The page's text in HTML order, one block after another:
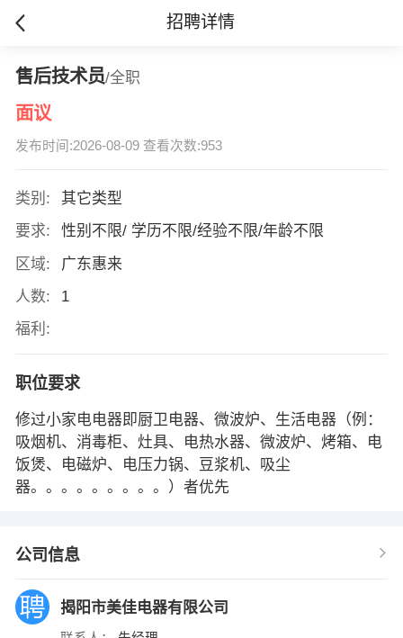
招聘详情
售后技术员/全职
面议
发布时间:2026-08-09 查看次数:953
类别:
其它类型
要求:
性别不限/ 学历不限/经验不限/年龄不限
区域:
广东惠来
人数:
1
福利:
职位要求
修过小家电电器即厨卫电器、微波炉、生活电器（例：
吸烟机、消毒柜、灶具、电热水器、微波炉、烤箱、电
饭煲、电磁炉、电压力锅、豆浆机、吸尘
器。。。。。。。。。）者优先
公司信息
揭阳市美佳电器有限公司